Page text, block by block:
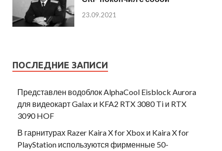
23.09.2021
ПОСЛЕДНИЕ ЗАПИСИ
Представлен водоблок AlphaCool Eisblock Aurora
для видеокарт Galax и KFA2 RTX 3080 Ti и RTX
3090 HOF
В гарнитурах Razer Kaira X for Xbox и Kaira X for
PlayStation используются фирменные 50-